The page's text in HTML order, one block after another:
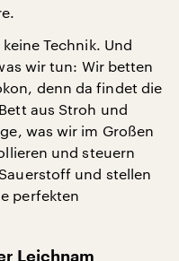
Technik. Und
wir tun: Wir betten
denn da findet die
aus Stroh und
was wir im Großen
und steuern
und stellen
perfekten
Leichnam